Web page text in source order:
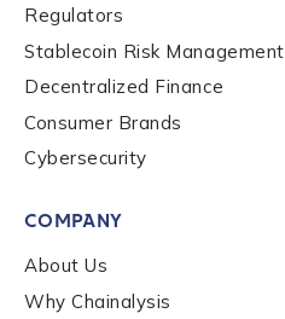
Regulators
Stablecoin Risk Management
Decentralized Finance
Consumer Brands
Cybersecurity
COMPANY
About Us
Why Chainalysis